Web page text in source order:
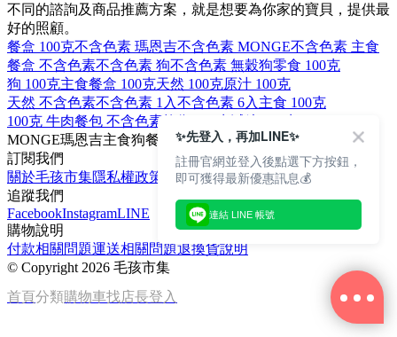
不同的諮詢及商品推薦方案，就是想要為你家的寶貝，提供最
好的照顧。
餐盒 100克不含色素 瑪恩吉不含色素 MONGE不含色素 主食
餐盒 不含色素不含色素 狗不含色素 無穀狗零食 100克
狗 100克主食餐盒 100克天然 100克原汁 100克
天然 不含色素不含色素 1入不含色素 6入 主食 100克
100克 牛肉餐包 不含色素
MONGE瑪恩吉主食狗餐盒
訂閱我們
關於毛孩市集隱私權政策
文章
追蹤我們
FacebookInstagramLINE
購物說明
付款相關問題運送相關問題退換貨說明
© Copyright 2026 毛孩市集
首頁分類購物車找店長登入
✨先登入，再加LINE✨
註冊官網並登入後點選下方按鈕，
即可獲得最新優惠訊息💰
連結 LINE 帳號